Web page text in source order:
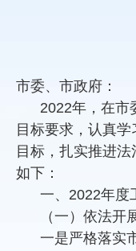
市委、市政府：
2022年，在市
目标要求，认真
目标，扎实推进
如下：
一、2022年度
（一）依法开
一是严格落实